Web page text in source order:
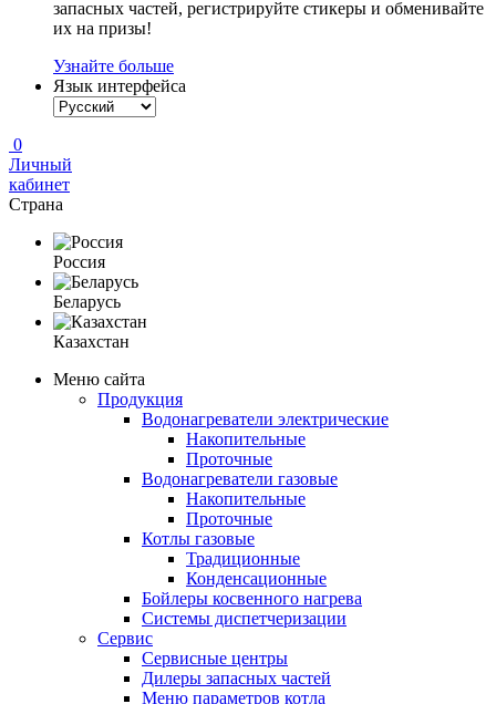
запасных частей, регистрируйте стикеры и обменивайте
их на призы!
Узнайте больше
Язык интерфейса
0
Личный
кабинет
Страна
Россия
Беларусь
Казахстан
Меню сайта
Продукция
Водонагреватели электрические
Накопительные
Проточные
Водонагреватели газовые
Накопительные
Проточные
Котлы газовые
Традиционные
Конденсационные
Бойлеры косвенного нагрева
Системы диспетчеризации
Сервис
Сервисные центры
Дилеры запасных частей
Меню параметров котла